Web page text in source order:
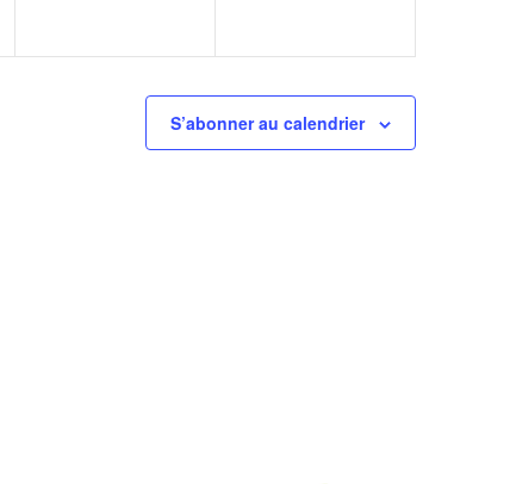
S’abonner au calendrier